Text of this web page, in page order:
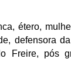
étero,
defensora
Freire, pós